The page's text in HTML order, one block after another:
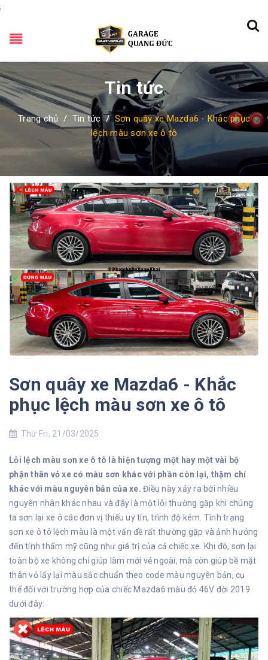
;
Tin tức
Trang chủ / Tin tức / Sơn quây xe Mazda6 - Khắc phục
lệch màu sơn xe ô tô
Sơn quây xe Mazda6 - Khắc
phục lệch màu sơn xe ô tô
Thứ Fri, 21/03/2025
Lỗi lệch màu sơn xe ô tô là hiện tượng một hay một vài bộ
phận thân vỏ xe có màu sơn khác với phần còn lại, thậm chí
khác với màu nguyên bản của xe. Điều này xảy ra bởi nhiều
nguyên nhân khác nhau và đây là một lỗi thường gặp khi chúng
ta sơn lại xe ở các đơn vị thiếu uy tín, trình độ kém. Tình trạng
sơn xe ô tô lệch màu là một vấn đề rất thường gặp và ảnh hưởng
đến tính thẩm mỹ cũng như giá trị của cả chiếc xe. Khi đó, sơn lại
toàn bộ xe không chỉ giúp làm mới vẻ ngoài, mà còn giúp bề mặt
thân vỏ lấy lại màu sắc chuẩn theo code màu nguyên bản, cụ
thể đối với trường hợp của chiếc Mazda6 màu đỏ 46V đời 2019
dưới đây: